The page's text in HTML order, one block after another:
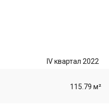
IV квартал 2022
115.79 м²